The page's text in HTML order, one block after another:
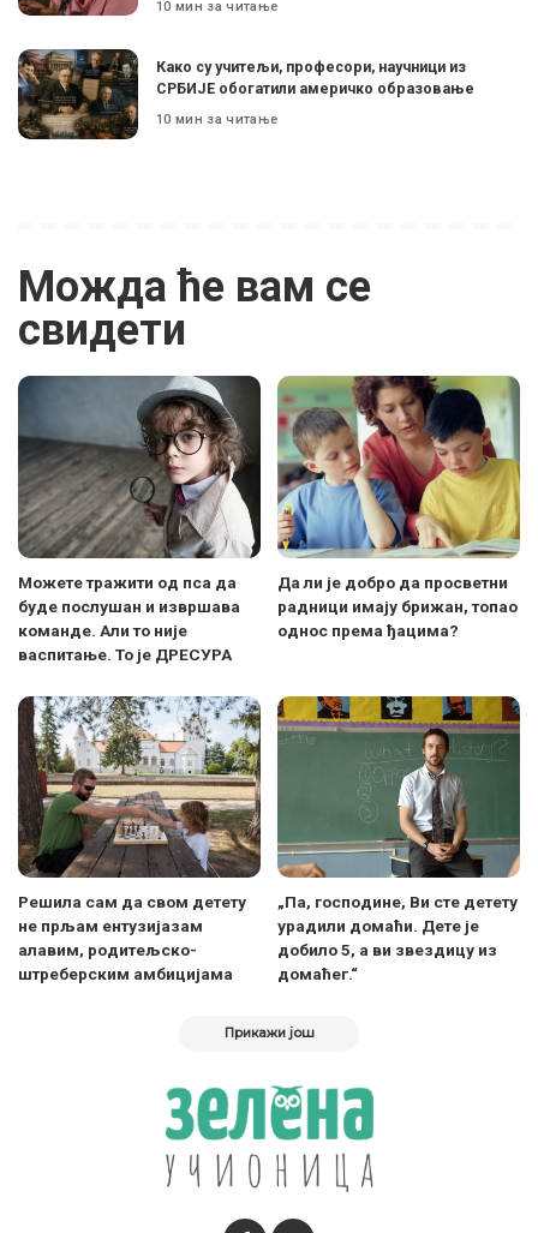
10 мин за читање
Како су учитељи, професори, научници из
СРБИЈЕ обогатили америчко образовање
10 мин за читање
Можда ће вам се
свидети
Можете тражити од пса да
буде послушан и извршава
команде. Али то није
васпитање. То је ДРЕСУРА
Да ли је добро да просветни
радници имају брижан, топао
однос према ђацима?
Решила сам да свом детету
не прљам ентузијазам
алавим, родитељско-
штреберским амбицијама
„Па, господине, Ви сте детету
урадили домаћи. Дете је
добило 5, а ви звездицу из
домаћег.“
Прикажи још